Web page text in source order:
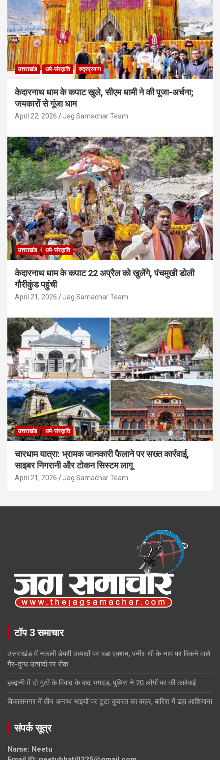
उत्तराखंड देहरादून
दृष्टिबाधित छात्रों का आंदोलन तेज, NIEPVD के
प्रशासनिक भवन पर जड़ा ताला
August 7, 2026 Jag Samachar Team
उत्तराखंड पौड़ी
देवप्रयाग-पौड़ी रोड पर दर्दनाक हादसा, एक ही
परिवार के 5 लोगों की मौत; मासूम गंभीर घायल
उत्तराखंड धर्म-संस्कृति रुद्रप्रयाग
केदारनाथ धाम के कपाट खुले, सीएम धामी ने की पूजा-अर्चना;
जयकारों से गूंजा धाम
April 22, 2026 Jag Samachar Team
उत्तराखंड धर्म-संस्कृति
केदारनाथ धाम के कपाट 22 अप्रैल को खुलेंगे, पंचमुखी डोली
गौरीकुंड पहुंची
April 21, 2026 Jag Samachar Team
उत्तराखंड धर्म-संस्कृति
चारधाम यात्रा: भ्रामक जानकारी फैलाने पर सख्त कार्रवाई,
साइबर निगरानी और टोकन सिस्टम लागू
April 21, 2026 Jag Samachar Team
टॉप 3 समाचार
उत्तराखंड में नकली डेयरी उत्पादों पर बड़ा एक्शन, पनीर-घी के नाम पर बिकने वाले
गैर-दुग्ध उत्पादों पर रोक
हल्द्वानी में दो गुटों के विवाद के बाद भगदड़, पुलिस ने 20 लोगों पर की कार्रवाई
विकासनगर में तीन अनाथ भाइयों पर टूटा कुदरत का कहर, बारिश में ढहा आशियाना
संपर्क सूत्र
Name: Neetu